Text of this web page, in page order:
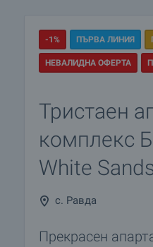
-1% ПЪРВА ЛИНИЯ
НЕВАЛИДНА ОФЕРТА
Тристаен
комплекс
White
с. Равда
Прекрасен